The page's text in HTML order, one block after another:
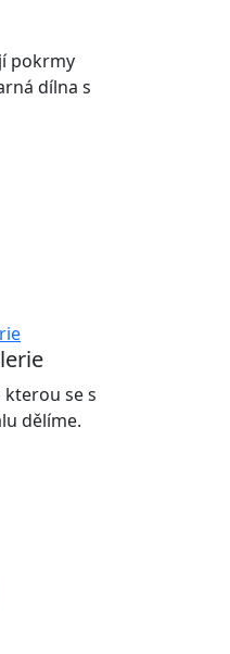
pokrmy
dílna s
kterou se s
dělíme.